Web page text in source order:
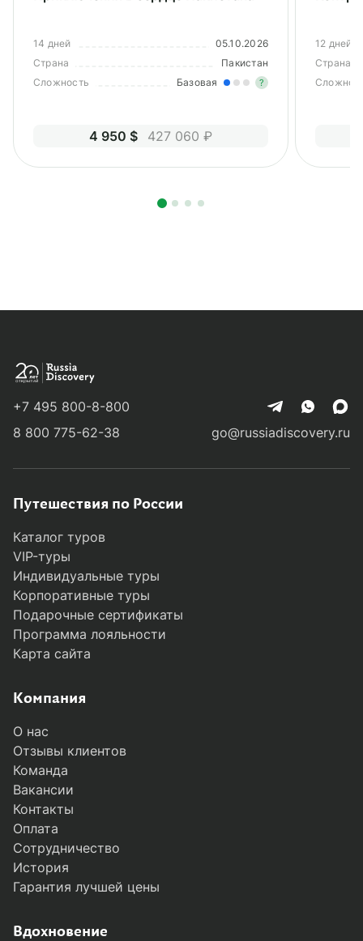
14 дней
05.10.2026
Страна
Пакистан
Сложность
Базовая ?
4 950 $ 427 060 ₽
12 дней
Страна
MODAL-ARRIVALS
+7 495 800-8-800
8 800 775-62-38
go@russiadiscovery.ru
Путешествия по России
Каталог туров
VIP-туры
Индивидуальные туры
Корпоративные туры
Подарочные сертификаты
Программа лояльности
Карта сайта
Компания
О нас
Отзывы клиентов
Команда
Вакансии
Контакты
Оплата
Сотрудничество
История
Гарантия лучшей цены
Вдохновение